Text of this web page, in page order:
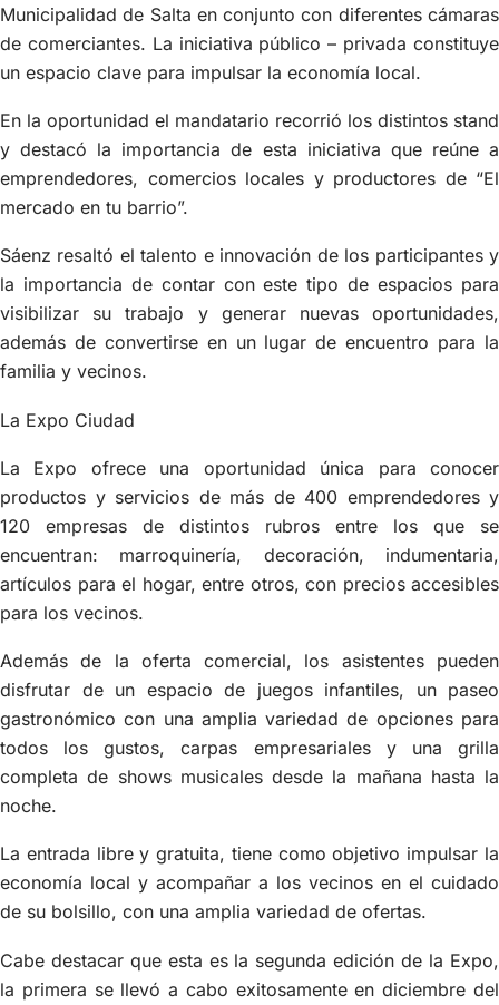
Municipalidad de Salta en conjunto con diferentes cámaras
de comerciantes. La iniciativa público – privada constituye
un espacio clave para impulsar la economía local.
En la oportunidad el mandatario recorrió los distintos stand
y destacó la importancia de esta iniciativa que reúne a
emprendedores, comercios locales y productores de “El
mercado en tu barrio”.
Sáenz resaltó el talento e innovación de los participantes y
la importancia de contar con este tipo de espacios para
visibilizar su trabajo y generar nuevas oportunidades,
además de convertirse en un lugar de encuentro para la
familia y vecinos.
La Expo Ciudad
La Expo ofrece una oportunidad única para conocer
productos y servicios de más de 400 emprendedores y
120 empresas de distintos rubros entre los que se
encuentran: marroquinería, decoración, indumentaria,
artículos para el hogar, entre otros, con precios accesibles
para los vecinos.
Además de la oferta comercial, los asistentes pueden
disfrutar de un espacio de juegos infantiles, un paseo
gastronómico con una amplia variedad de opciones para
todos los gustos, carpas empresariales y una grilla
completa de shows musicales desde la mañana hasta la
noche.
La entrada libre y gratuita, tiene como objetivo impulsar la
economía local y acompañar a los vecinos en el cuidado
de su bolsillo, con una amplia variedad de ofertas.
Cabe destacar que esta es la segunda edición de la Expo,
la primera se llevó a cabo exitosamente en diciembre del